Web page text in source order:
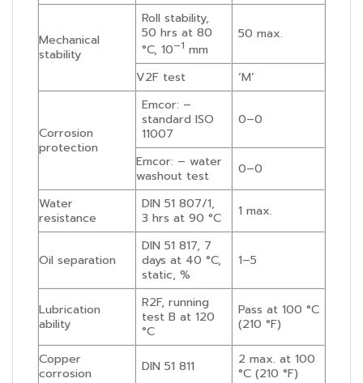
Mechanical
stability
Roll stability,
50 hrs at 80
°C, 10–1 mm
50 max.
V2F test ‘M’
Corrosion
protection
Emcor: –
standard ISO
11007
0–0
Emcor: – water
washout test
0–0
Water
resistance
DIN 51 807/1,
3 hrs at 90 °C
1 max.
Oil separation
DIN 51 817, 7
days at 40 °C,
static, %
1–5
Lubrication
ability
R2F, running
test B at 120
°C
Pass at 100 °C
(210 °F)
Copper
corrosion
DIN 51 811
2 max. at 100
°C (210 °F)